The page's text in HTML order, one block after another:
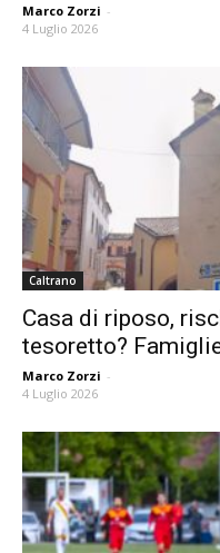
Marco Zorzi -
4 Luglio 2026
Caltrano
Casa di riposo,
tesoretto?
Marco Zorzi -
4 Luglio 2026